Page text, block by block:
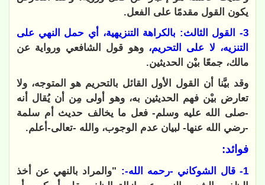
يكون القول مقدمًا على الفعل.
3- القول الثالث: بالكراهة التنزيهية، أي حمل النهي على
التنزيه، لا على التحريم، وهو قول الشافعي ورواية عن
مالك، جمعًا بيْن الحديثين.
وقد بيَّنا أن القول الأول القائل بالتحريم هو المتوجه، ولا
تعارض بيْن فهم الحديثين به، وهو أولى مِن أن يُقال أنه
-صلى الله عليه وسلم- فعل ما يخالف حديث أم سلمة
-رضي الله عنها- لبيان عدم الوجوب، والله -تعالى-أعلم.
فوائد:
1- قال الشوكاني -رحمه الله-:
"والمراد بالنهي عن أخذ